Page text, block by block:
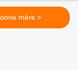
Bonne mère >